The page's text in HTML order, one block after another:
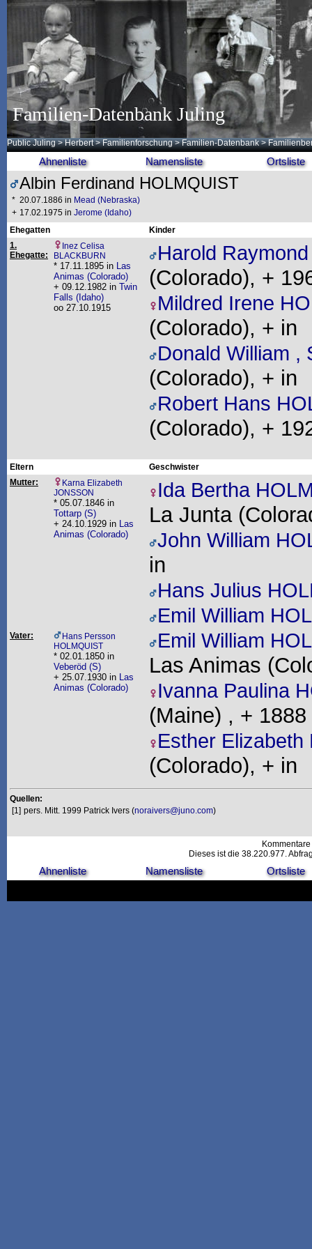
Familien-Datenbank Juling
Public Juling >Herbert >Familienforschung >Familien-Datenbank >
Ahnenliste Namensliste Ortsliste
Albin Ferdinand HOLMQUIST
* 20.07.1886 in Mead (Nebraska)
+ 17.02.1975 in Jerome (Idaho)
Ehegatten
Kinder
1.
Ehegatte:
Inez Celisa
BLACKBURN
* 17.11.1895 in Las
Animas (Colorado)
+ 09.12.1982 in Twin
Falls (Idaho)
oo 27.10.1915
Harold
(Colorado), +
Mildred Irene
(Colorado), + in
Donald William ,
(Colorado), + in
Robert Hans
(Colorado), +
Eltern
Geschwister
Mutter:
Karna Elizabeth
JONSSON
* 05.07.1846 in
Tottarp (S)
+ 24.10.1929 in Las
Animas (Colorado)
Ida Bertha
La Junta
John William
in
Hans Julius
Emil William
Emil William
Las Animas
Ivanna Paulina
(Maine) , +
Esther Elizabeth
(Colorado), + in
Vater:
Hans Persson
HOLMQUIST
* 02.01.1850 in
Veberöd (S)
+ 25.07.1930 in Las
Animas (Colorado)
Quellen:
[1] pers. Mitt. 1999 Patrick Ivers (noraivers@juno.com)
Dieses ist die 38.220.977.
Ahnenliste Namensliste Ortsliste